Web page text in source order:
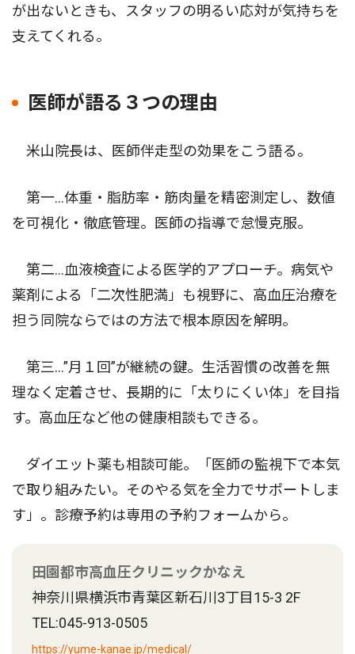
が出ないときも、スタッフの明るい応対が気持ちを
支えてくれる。
医師が語る３つの理由
米山院長は、医師伴走型の効果をこう語る。
第一…体重・脂肪率・筋肉量を精密測定し、数値
を可視化・徹底管理。医師の指導で怠慢克服。
第二…血液検査による医学的アプローチ。病気や
薬剤による「二次性肥満」も視野に、高血圧治療を
担う同院ならではの方法で根本原因を解明。
第三…”月１回”が継続の鍵。生活習慣の改善を無
理なく定着させ、長期的に「太りにくい体」を目指
す。高血圧など他の健康相談もできる。
ダイエット薬も相談可能。「医師の監視下で本気
で取り組みたい。そのやる気を全力でサポートしま
す」。診療予約は専用の予約フォームから。
田園都市高血圧クリニックかなえ
神奈川県横浜市青葉区新石川3丁目15-3 2F
TEL:045-913-0505
https://yume-kanae.jp/medical/